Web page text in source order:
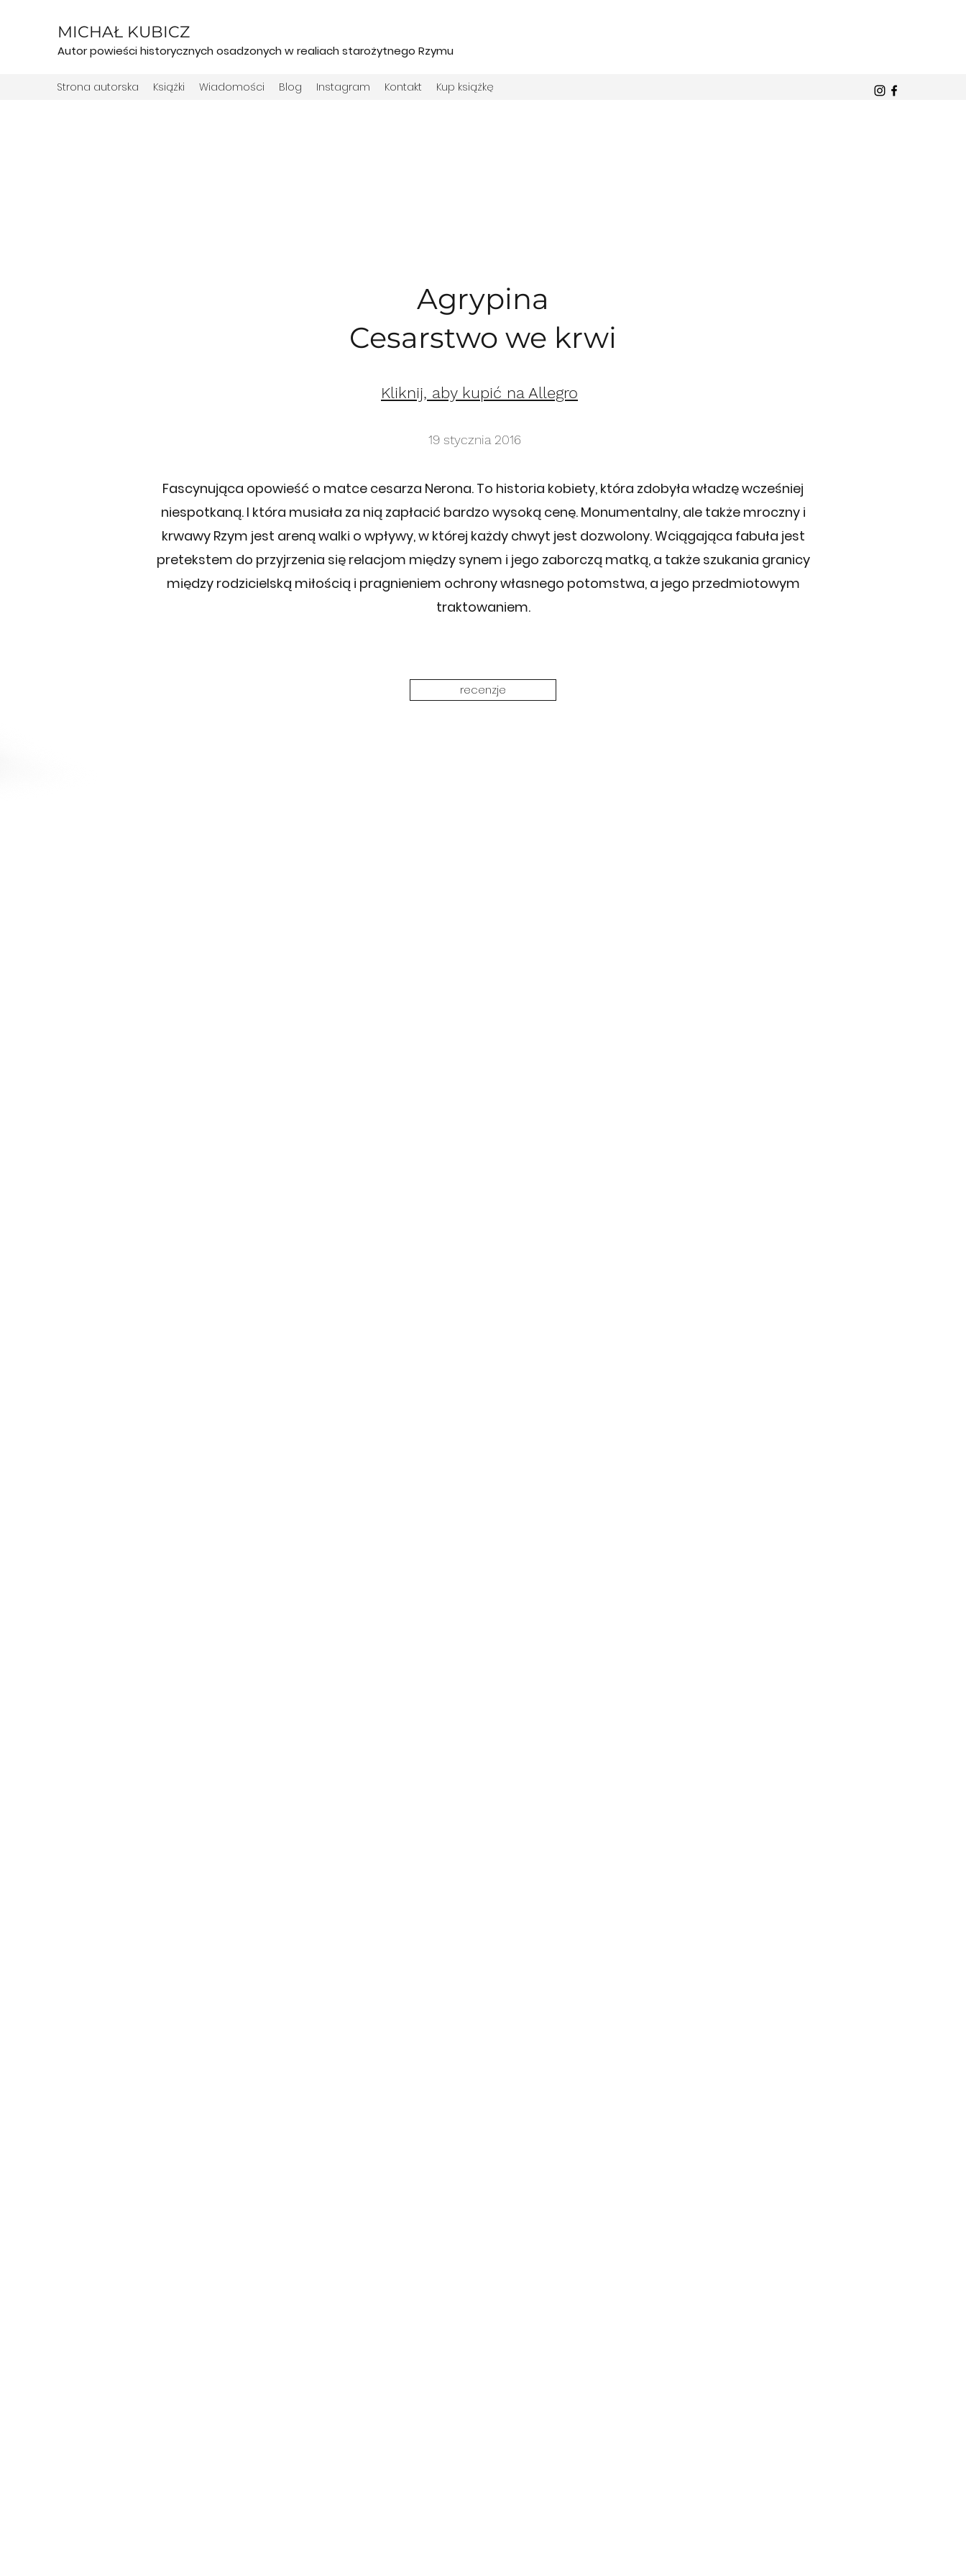
MICHAŁ KUBICZ
Autor powieści historycznych osadzonych w realiach starożytnego Rzymu
Strona autorska Książki Wiadomości Blog Instagram Kontakt Kup książkę
Agrypina
Cesarstwo we krwi
Kliknij, aby kupić na Allegro
19 stycznia 2016
Fascynująca opowieść o matce cesarza Nerona. To historia kobiety, która zdobyła władzę wcześniej
niespotkaną. I która musiała za nią zapłacić bardzo wysoką cenę. Monumentalny, ale także mroczny i
krwawy Rzym jest areną walki o wpływy, w której każdy chwyt jest dozwolony. Wciągająca fabuła jest
pretekstem do przyjrzenia się relacjom między synem i jego zaborczą matką, a także szukania granicy
między rodzicielską miłością i pragnieniem ochrony własnego potomstwa, a jego przedmiotowym
traktowaniem.
recenzje